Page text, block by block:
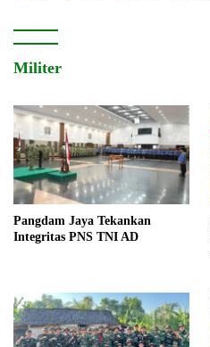
Militer
Pangdam Jaya Tekankan
Integritas PNS TNI AD